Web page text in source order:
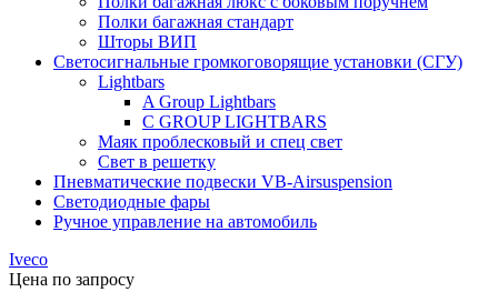
Полки багажная стандарт
Шторы ВИП
Светосигнальные громкоговорящие установки (СГУ)
Lightbars
A Group Lightbars
C GROUP LIGHTBARS
Маяк проблесковый и спец свет
Свет в решетку
Пневматические подвески VB-Airsuspension
Светодиодные фары
Ручное управление на автомобиль
Iveco
Цена по запросу